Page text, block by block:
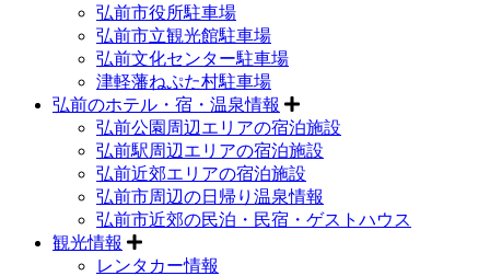
弘前市役所駐車場
弘前市立観光館駐車場
弘前文化センター駐車場
津軽藩ねぷた村駐車場
弘前のホテル・宿・温泉情報
弘前公園周辺エリアの宿泊施設
弘前駅周辺エリアの宿泊施設
弘前近郊エリアの宿泊施設
弘前市周辺の日帰り温泉情報
弘前市近郊の民泊・民宿・ゲストハウス
観光情報
レンタカー情報